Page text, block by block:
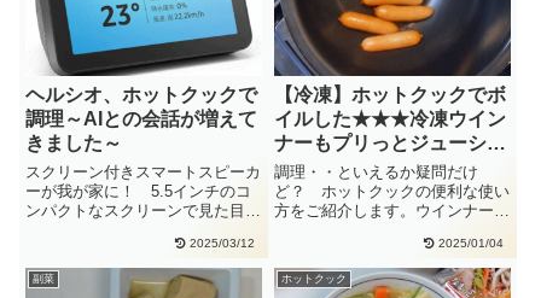
ヘルシオ、ホットクックで
調理～AIとの会話が増えて
きました～
スクリーン付きスマートスピーカ
ーが我が家に！ 5.5インチのコ
ンパクトなスクリーンで見た目は
2025/03/12
【冷凍】ホットクックでボ
イルした★★★冷凍ウイン
ナーもプリっとジューシー
♪
調理・・といえるか疑問だけ
ど？ ホットクックの便利な使い
方をご紹介します。ウインナーの
2025/01/04
副菜 ホットクック